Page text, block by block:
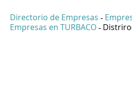
Directorio de Empresas -
Empresas en TURBACO -